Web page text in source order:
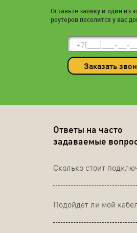
Оставьте заявку и один из
роутеров поселится у вас
Заказать
Ответы на часто
задаваемые
Сколько стоит
Подойдет ли мой